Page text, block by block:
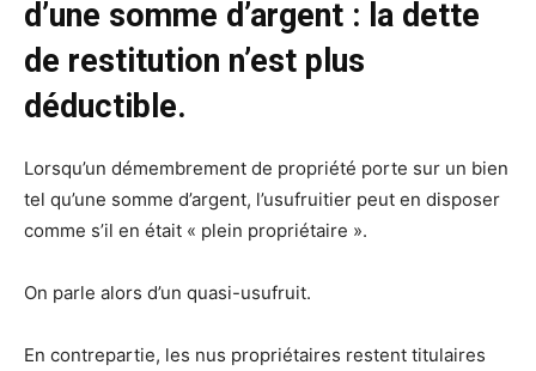
d’une somme d’argent : la dette
de restitution n’est plus
déductible.
Lorsqu’un démembrement de propriété porte sur un bien
tel qu’une somme d’argent, l’usufruitier peut en disposer
comme s’il en était « plein propriétaire ».
On parle alors d’un quasi-usufruit.
En contrepartie, les nus propriétaires restent titulaires